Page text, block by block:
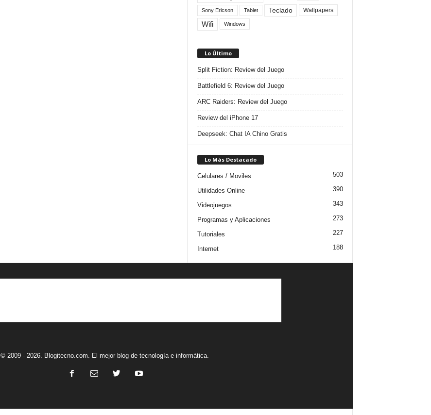
Sony Ericson Tablet Teclado Wallpapers
Wifi Windows
Lo Último
Split Fiction: Review del Juego
Battlefield 6: Review del Juego
ARC Raiders: Review del Juego
Review del iPhone 17
Deepseek: Chat IA Chino Gratis
Lo Más Destacado
Celulares / Moviles 503
Utilidades Online 390
Videojuegos 343
Programas y Aplicaciones 273
Tutoriales 227
Internet 188
© 2009 - 2026. Blogitecno.com. El mejor blog de tecnología e informática.